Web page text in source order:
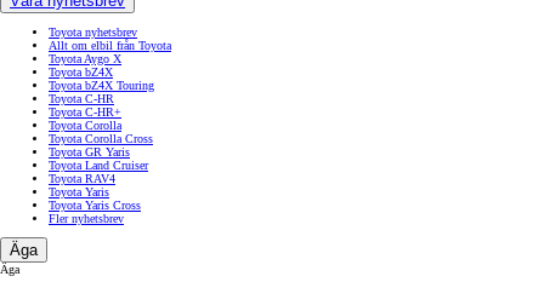
Toyota nyhetsbrev
Allt om elbil från Toyota
Toyota Aygo X
Toyota bZ4X
Toyota bZ4X Touring
Toyota C-HR
Toyota C-HR+
Toyota Corolla
Toyota Corolla Cross
Toyota GR Yaris
Toyota Land Cruiser
Toyota RAV4
Toyota Yaris
Toyota Yaris Cross
Fler nyhetsbrev
Äga
Äga